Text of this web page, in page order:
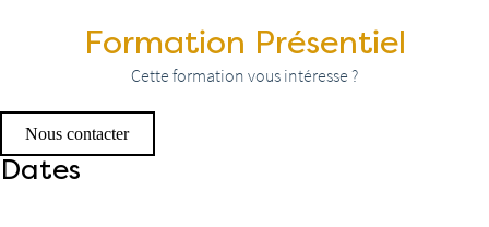
Formation Présentiel
Cette formation vous intéresse ?
Nous contacter
Dates